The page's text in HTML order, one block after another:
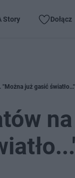
Story Dołącz
"Można już gasić światło..."